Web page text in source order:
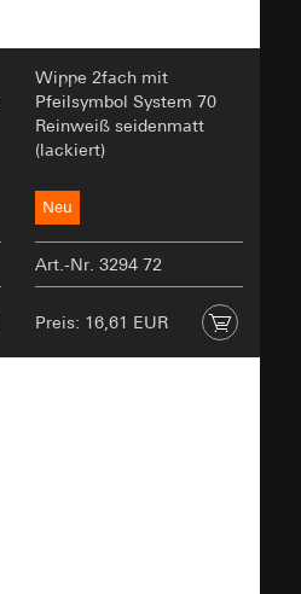
Wippe 2fach mit
Pfeilsymbol System 70
Reinweiß seidenmatt
(lackiert)
Neu
Art.-Nr. 3294 72
Preis: 16,61 EUR